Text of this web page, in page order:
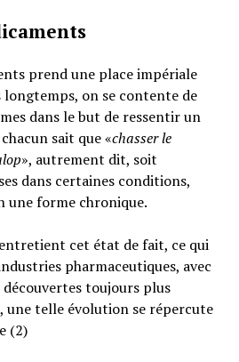
prend une place impériale
longtemps, on se contente de
dans le but de ressentir un
sait que «chasser le
», autrement dit, soit
dans certaines conditions,
une forme chronique.
cet état de fait, ce qui
pharmaceutiques, avec
découvertes toujours plus
une telle évolution se répercute
(2)